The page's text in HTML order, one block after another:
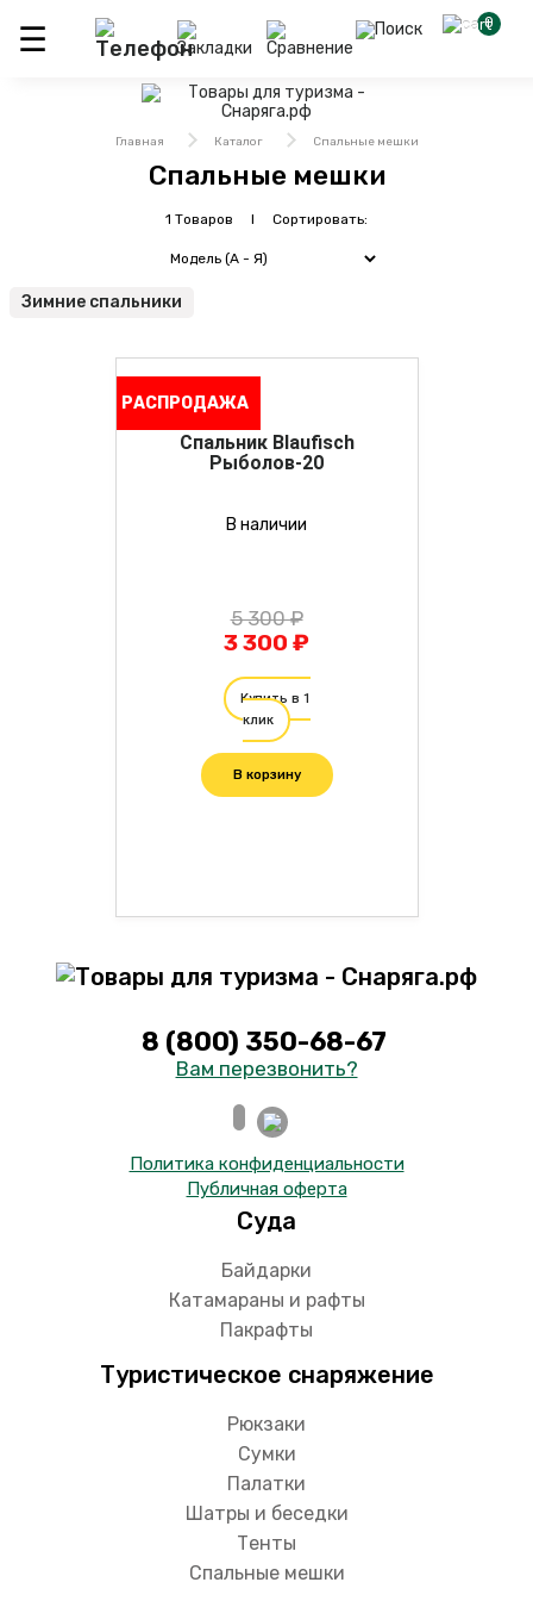
0
Главная Каталог Спальные мешки
Спальные мешки
1 Товаров I Сортировать:
Зимние спальники
РАСПРОДАЖА
Спальник Blaufisch
Рыболов-20
В наличии
5 300 ₽
3 300 ₽
Купить в 1
клик
В корзину
8 (800) 350-68-67
Вам перезвонить?
Политика конфиденциальности
Публичная оферта
Суда
Байдарки
Катамараны и рафты
Пакрафты
Туристическое снаряжение
Рюкзаки
Сумки
Палатки
Шатры и беседки
Тенты
Спальные мешки